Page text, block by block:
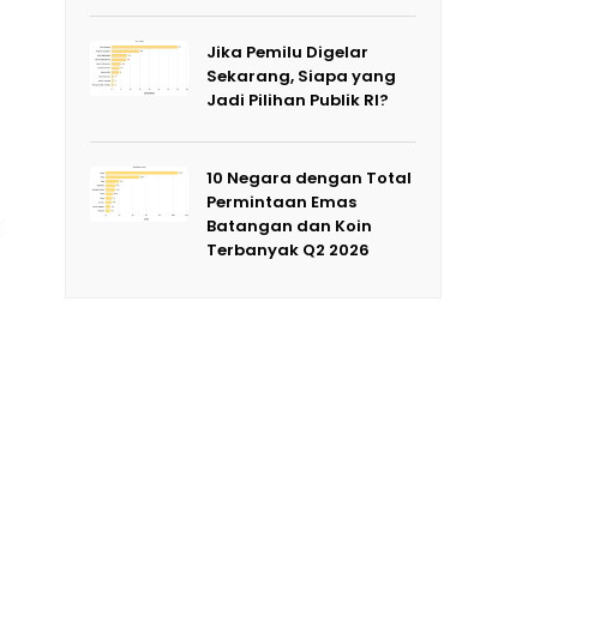
Jika Pemilu Digelar
Sekarang, Siapa yang
Jadi Pilihan Publik RI?
10 Negara dengan Total
Permintaan Emas
Batangan dan Koin
Terbanyak Q2 2026